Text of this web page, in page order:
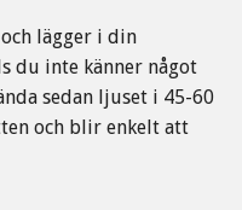
lägger i din
du inte känner något
sedan ljuset i 45-60
och blir enkelt att